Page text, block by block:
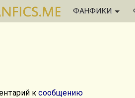
ФАНФИКИ
к сообщению